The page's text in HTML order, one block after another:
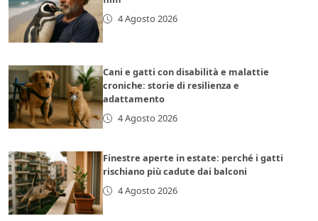
4 Agosto 2026
Cani e gatti con disabilità e malattie
croniche: storie di resilienza e
adattamento
4 Agosto 2026
Finestre aperte in estate: perché i gatti
rischiano più cadute dai balconi
4 Agosto 2026